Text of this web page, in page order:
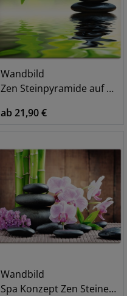
Wandbild
Zen Steinpyramide auf Wasseroberfläche
ab 21,90 €
Wandbild
Spa Konzept Zen Steinen Orchideen